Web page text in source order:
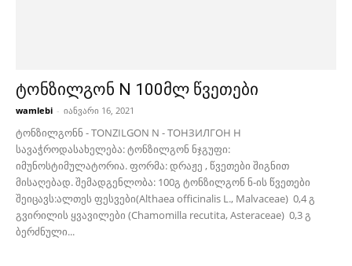
ტონზილგონ N 100მლ წვეთები
wamlebi - იანვარი 16, 2021
ტონზილგონნ - TONZILGON N - ТОНЗИЛГОН Н
სავაჭროდასახელება: ტონზილგონ ნჯგუფი:
იმუნოსტიმულატორია. ფორმა: დრაჟე , წვეთები შიგნით
მისაღებად. შემადგენლობა: 100გ ტონზილგონ ნ-ის წვეთები
შეიცავს:ალთეს ფესვები(Althaea officinalis L., Malvaceae) 0,4 გ
გვირილის ყვავილები (Chamomilla recutita, Asteraceae) 0,3 გ
ბერძნული...